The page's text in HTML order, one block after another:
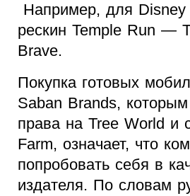
Например, для Disney
рескин Temple Run —
Brave.
Покупка готовых
Saban Brands,
права на Tree World и
Farm, означает, что
попробовать себя в
издателя. По словам